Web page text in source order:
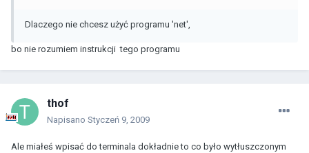
Dlaczego nie chcesz użyć programu 'net',
bo nie rozumiem instrukcji tego programu
thof
Napisano Styczeń 9, 2009
Ale miałeś wpisać do terminala dokładnie to co było wytłuszczonym